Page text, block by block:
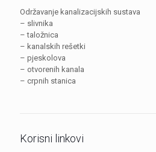
Održavanje kanalizacijskih sustava
– slivnika
– taložnica
– kanalskih rešetki
– pjeskolova
– otvorenih kanala
– crpnih stanica
Korisni linkovi